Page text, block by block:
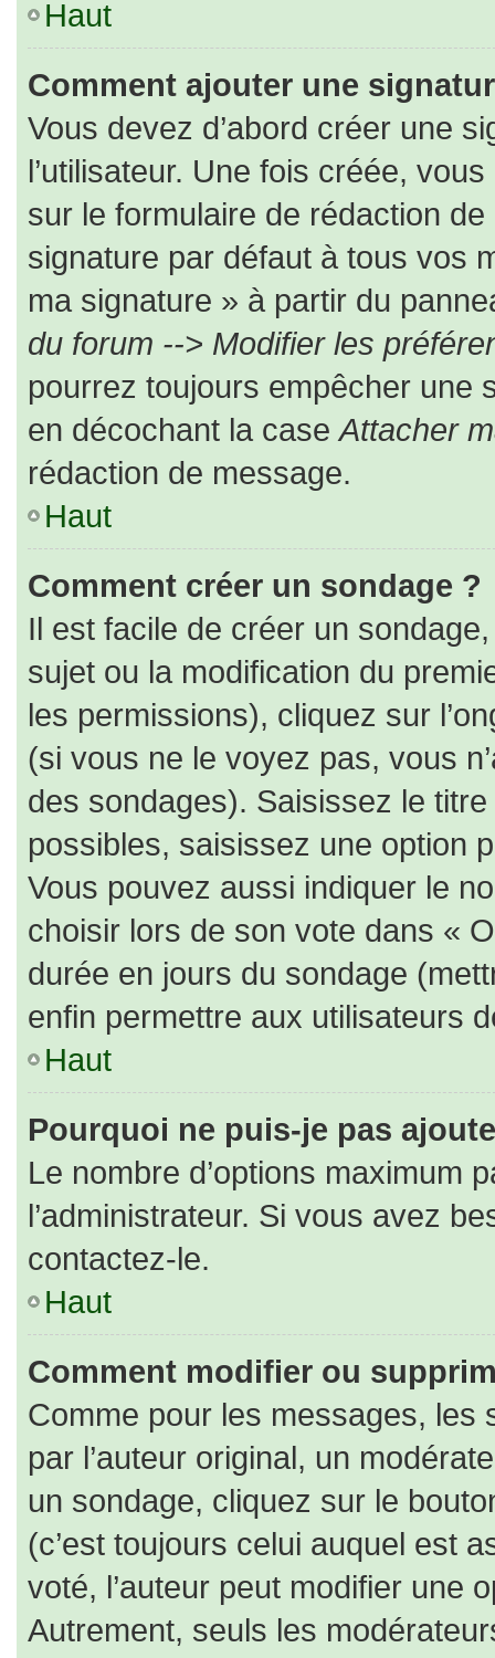
Haut
Comment ajouter une
Vous devez d’abord créer une
l’utilisateur. Une fois créée,
sur le formulaire de rédaction
signature par défaut à tous vos
ma signature » à partir du
du forum --> Modifier les
pourrez toujours empêcher une
en décochant la caseAttacher
rédaction de message.
Haut
Comment créer un sondage ?
Il est facile de créer un
sujet ou la modification du
les permissions), cliquez sur
(si vous ne le voyez pas, vous
des sondages). Saisissez le
possibles, saisissez une option
Vous pouvez aussi indiquer le
choisir lors de son vote dans «
durée en jours du sondage
enfin permettre aux utilisateurs
Haut
Pourquoi ne puis-je pas
Le nombre d’options maximum
l’administrateur. Si vous avez
contactez-le.
Haut
Comment modifier ou
Comme pour les messages, les
par l’auteur original, un
un sondage, cliquez sur le
(c’est toujours celui auquel est
voté, l’auteur peut modifier une
Autrement, seuls les